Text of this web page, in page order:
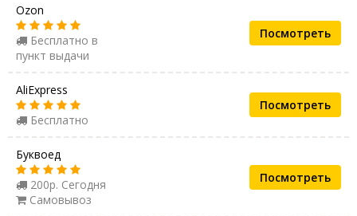
Ozon
Бесплатно в
пункт выдачи
Посмотреть
AliExpress
Бесплатно
Посмотреть
Буквоед
200р. Сегодня
Самовывоз
Посмотреть